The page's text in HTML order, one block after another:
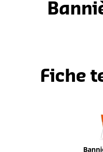
Fiche